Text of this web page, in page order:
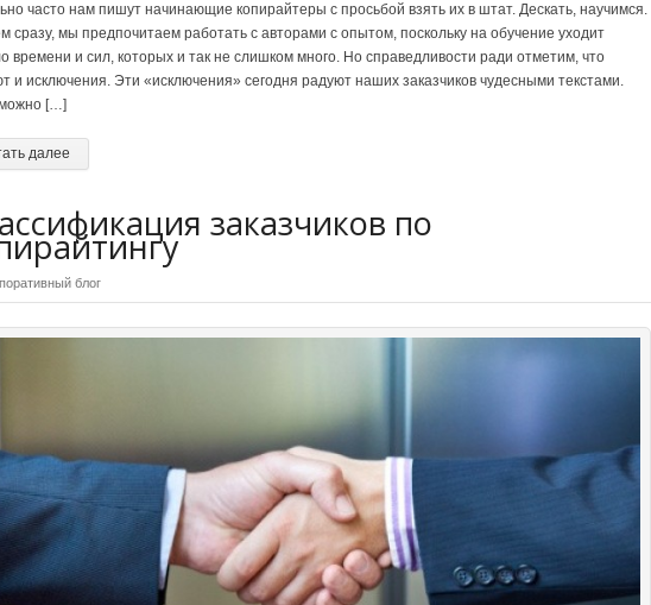
часто нам пишут начинающие копирайтеры с просьбой взять их в штат. Дескать, научимся.
сразу, мы предпочитаем работать с авторами с опытом, поскольку на обучение уходит
времени и сил, которых и так не слишком много. Но справедливости ради отметим, что
и исключения. Эти «исключения» сегодня радуют наших заказчиков чудесными текстами.
[…]
далее
заказчиков по
блог